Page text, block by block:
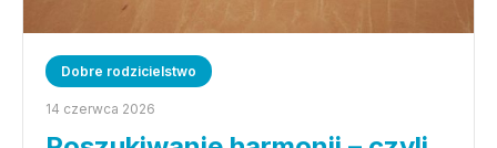
Dobre rodzicielstwo
14 czerwca 2026